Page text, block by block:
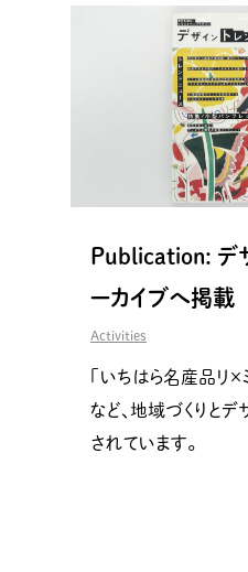
Publication: デ
ーカイブへ掲載
Activities
「いちはら名産品リ×
など、地域づくりと
されています。